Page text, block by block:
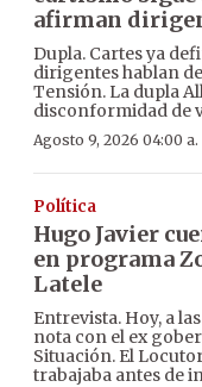
afirman
Dupla. Cartes ya
dirigentes hablan
Tensión. La dupla
disconformidad de
Agosto 9, 2026 04:00 a.
Política
Hugo Javier
en programa
Latele
Entrevista. Hoy, a
nota con el ex
Situación. El
trabajaba antes de